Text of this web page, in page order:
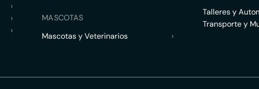
›
›
›
MASCOTAS
Mascotas y Veterinarios
›
Talleres y
Transporte y